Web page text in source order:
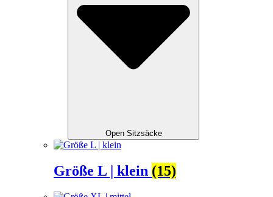
Open Sitzsäcke
Größe L | klein (15)